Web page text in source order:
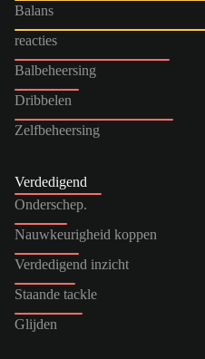
Balans
reacties
Balbeheersing
Dribbelen
Zelfbeheersing
Verdedigend
Onderschep.
Nauwkeurigheid koppen
Verdedigend inzicht
Staande tackle
Glijden